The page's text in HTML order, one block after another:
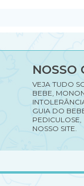
NOSSO
VEJA TUDO
BEBE,
GUIA DO
PEDICULOSE,
NOSSO SITE.